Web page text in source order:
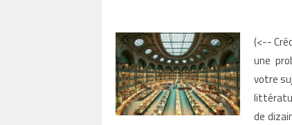
(<--
une
votre
de